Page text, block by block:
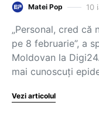
Matei Pop 10
„Personal, cred că
pe 8 februarie”, a
Moldovan la
mai cunoscuți
Vezi articolul